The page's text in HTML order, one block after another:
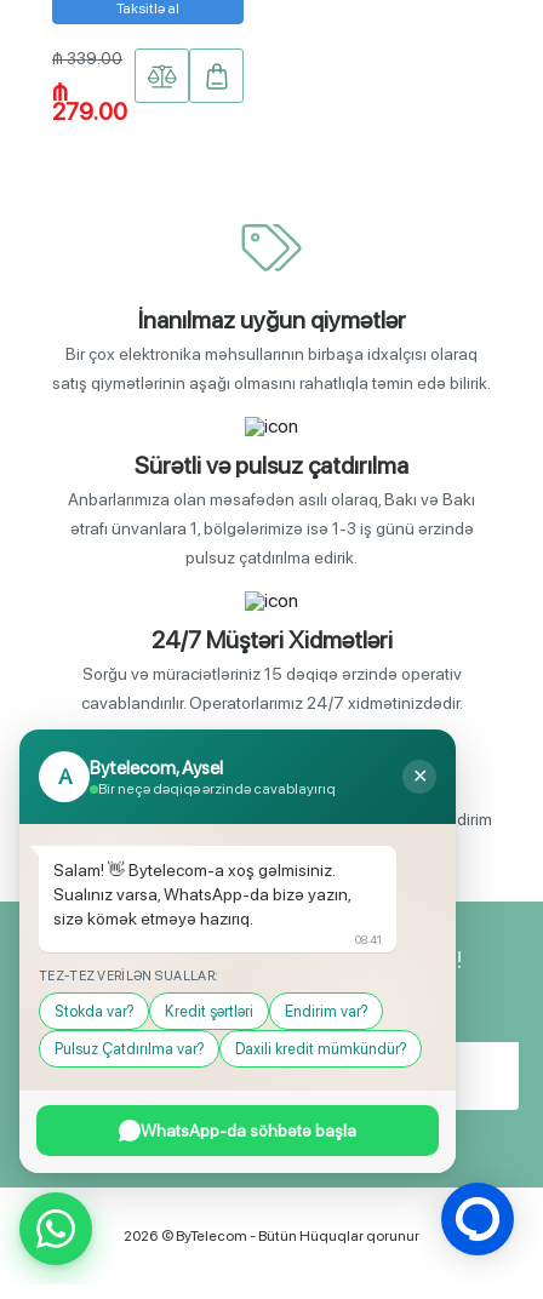
Taksitlə al
₼ 339.00
₼
279.00
İnanılmaz uyğun qiymətlər
Bir çox elektronika məhsullarının birbaşa idxalçısı olaraq
satış qiymətlərinin aşağı olmasını rahatlıqla təmin edə bilirik.
Sürətli və pulsuz çatdırılma
Anbarlarımıza olan məsafədən asılı olaraq, Bakı və Bakı
ətrafı ünvanlara 1, bölgələrimizə isə 1-3 iş günü ərzində
pulsuz çatdırılma edirik.
24/7 Müştəri Xidmətləri
Sorğu və müraciətləriniz 15 dəqiqə ərzində operativ
cavablandırılır. Operatorlarımız 24/7 xidmətinizdədir.
Endirimli məhsul seçimi
Mağazalarımızda mütəmadi olaraq, yüksək məbləğli endirim
və hədiyyə kampaniyaları keçirilir.
Yeniliklərimizdən ilk siz xəbərdar olun!
2026 © ByTelecom - Bütün Hüquqlar qorunur
A Bytelecom, Aysel
Bir neçə dəqiqə ərzində cavablayırıq
✕
Salam! 👋 Bytelecom-a xoş gəlmisiniz.
Sualınız varsa, WhatsApp-da bizə yazın,
sizə kömək etməyə hazırıq.
08:41
TEZ-TEZ VERILƏN SUALLAR:
Stokda var? Kredit şərtləri Endirim var?
Pulsuz Çatdırılma var? Daxili kredit mümkündür?
WhatsApp-da söhbətə başla